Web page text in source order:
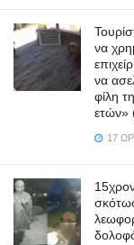
να
να
φίλη
ετών»
17